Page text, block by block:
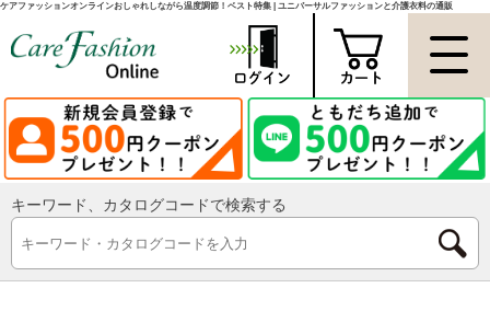
ケアファッションオンラインおしゃれしながら温度調節！ベスト特集 | ユニバーサルファッションと介護衣料の通販
キーワード、カタログコードで検索する